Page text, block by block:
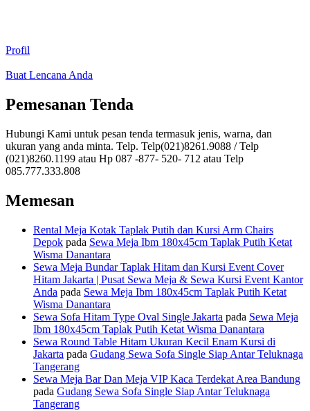
Profil
Buat Lencana Anda
Pemesanan Tenda
Hubungi Kami untuk pesan tenda termasuk jenis, warna, dan
ukuran yang anda minta. Telp. Telp(021)8261.9088 / Telp
(021)8260.1199 atau Hp 087 -877- 520- 712 atau Telp
085.777.333.808
Memesan
Rental Meja Kotak Taplak Putih dan Kursi Arm Chairs
Depok pada Sewa Meja Ibm 180x45cm Taplak Putih Ketat
Wisma Danantara
Sewa Meja Bundar Taplak Hitam dan Kursi Event Cover
Hitam Jakarta | Pusat Sewa Meja & Sewa Kursi Event Kantor
Anda pada Sewa Meja Ibm 180x45cm Taplak Putih Ketat
Wisma Danantara
Sewa Sofa Hitam Type Oval Single Jakarta pada Sewa Meja
Ibm 180x45cm Taplak Putih Ketat Wisma Danantara
Sewa Round Table Hitam Ukuran Kecil Enam Kursi di
Jakarta pada Gudang Sewa Sofa Single Siap Antar Teluknaga
Tangerang
Sewa Meja Bar Dan Meja VIP Kaca Terdekat Area Bandung
pada Gudang Sewa Sofa Single Siap Antar Teluknaga
Tangerang